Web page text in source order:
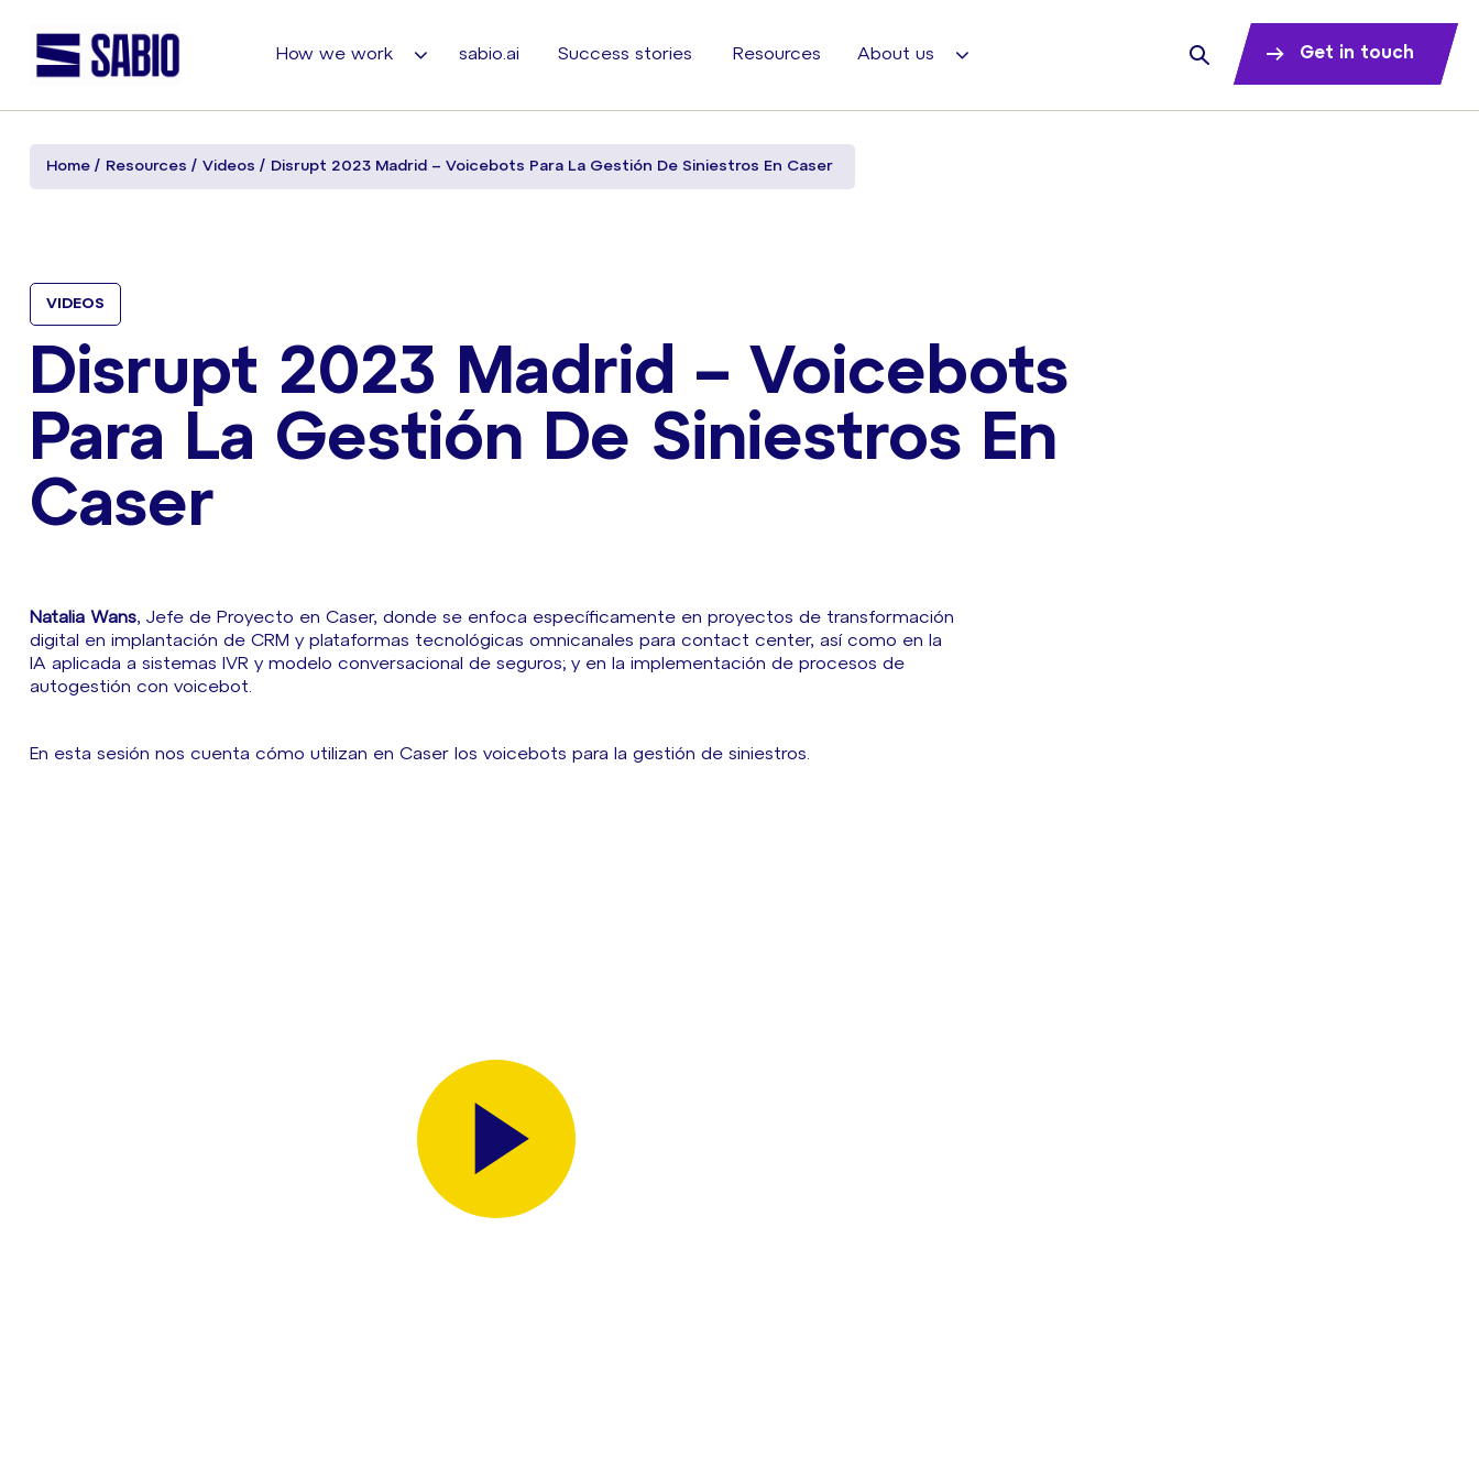
How we work sabio.ai Success stories Resources About us Get in touch
Home Resources Videos Disrupt 2023 Madrid – Voicebots Para La Gestión De Siniestros En Caser
VIDEOS
Disrupt 2023 Madrid – Voicebots
Para La Gestión De Siniestros En
Caser
Natalia Wans, Jefe de Proyecto en Caser, donde se enfoca específicamente en proyectos de transformación
digital en implantación de CRM y plataformas tecnológicas omnicanales para contact center, así como en la
IA aplicada a sistemas IVR y modelo conversacional de seguros; y en la implementación de procesos de
autogestión con voicebot.
En esta sesión nos cuenta cómo utilizan en Caser los voicebots para la gestión de siniestros.